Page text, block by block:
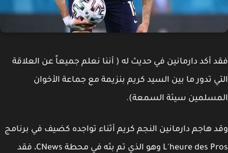
أكد دارمانين في حديث له ( أننا نعلم جميعاً عن العلاقة
تدور ما بين السيد كريم بنزيمة مع جماعة الأخوان
سيئة السمعة).
هاجم دارمانين النجم كريم أثناء تواجده كضيف في برنامج
L'heure des Pros وهو الذي تم بثه في محطة CNews، فقد